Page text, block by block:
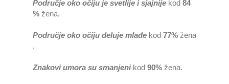
Područje oko očiju je svetlije isjajnije kod 84
% žena.
Područje oko očiju deluje mlađe kod 77% žena
.
Znakovi umora su smanjeni kod 90% žena.